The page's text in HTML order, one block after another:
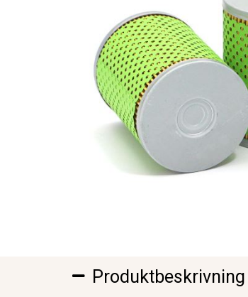
Produktbeskrivning